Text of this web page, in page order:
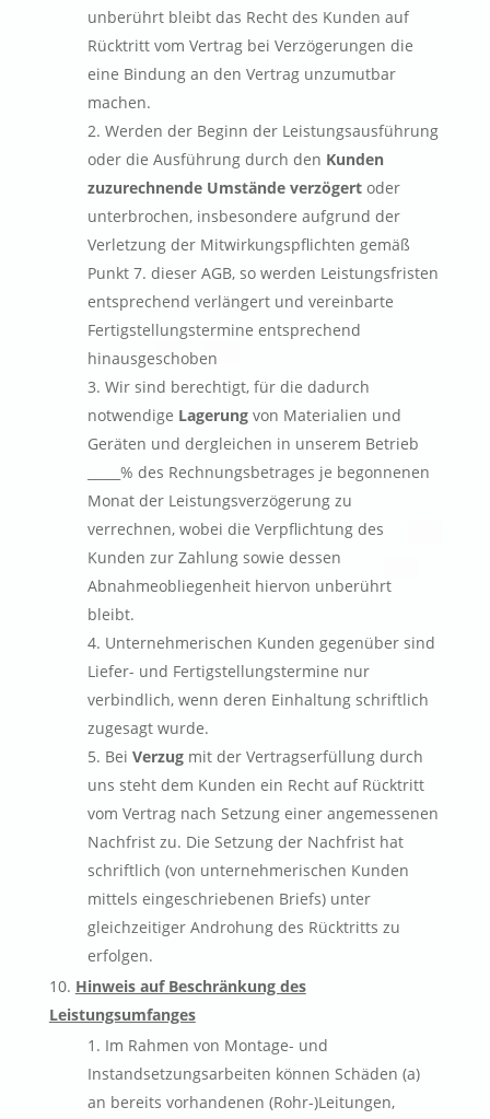
unberührt bleibt das Recht des Kunden auf
Rücktritt vom Vertrag bei Verzögerungen die
eine Bindung an den Vertrag unzumutbar
machen.
Werden der Beginn der Leistungsausführung
oder die Ausführung durch den Kunden
zuzurechnende Umstände verzögert oder
unterbrochen, insbesondere aufgrund der
Verletzung der Mitwirkungspflichten gemäß
Punkt 7. dieser AGB, so werden Leistungsfristen
entsprechend verlängert und vereinbarte
Fertigstellungstermine entsprechend
hinausgeschoben
Wir sind berechtigt, für die dadurch
notwendige Lagerungvon Materialien und
Geräten und dergleichen in unserem Betrieb
_____% des Rechnungsbetrages je begonnenen
Monat der Leistungsverzögerung zu
verrechnen, wobei die Verpflichtung des
Kunden zur Zahlung sowie dessen
Abnahmeobliegenheit hiervon unberührt
bleibt.
Unternehmerischen Kunden gegenüber sind
Liefer- und Fertigstellungstermine nur
verbindlich, wenn deren Einhaltung schriftlich
zugesagt wurde.
Bei Verzug mit der Vertragserfüllung durch
uns steht dem Kunden ein Recht auf Rücktritt
vom Vertrag nach Setzung einer angemessenen
Nachfrist zu. Die Setzung der Nachfrist hat
schriftlich (von unternehmerischen Kunden
mittels eingeschriebenen Briefs) unter
gleichzeitiger Androhung des Rücktritts zu
erfolgen.
Hinweis auf Beschränkung des
Leistungsumfanges
Im Rahmen von Montage- und
Instandsetzungsarbeiten können Schäden (a)
an bereits vorhandenen (Rohr-)Leitungen,